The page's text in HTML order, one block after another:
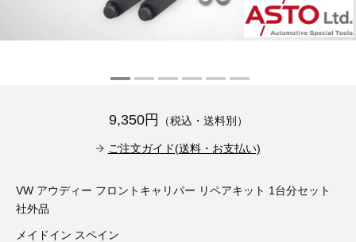
スウェーデン車（20）
ホイールロック取り外しツール（6）
ライト関連（6）
9,350円 （税込・送料別）
ご注文ガイド(送料・お支払い)
VW アウディー フロントキャリパー リペアキット 1台分セット
社外品
メイドイン スペイン